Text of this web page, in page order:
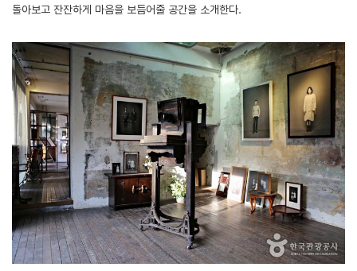
돌아보고 잔잔하게 마음을 보듬어줄 공간을 소개한다.